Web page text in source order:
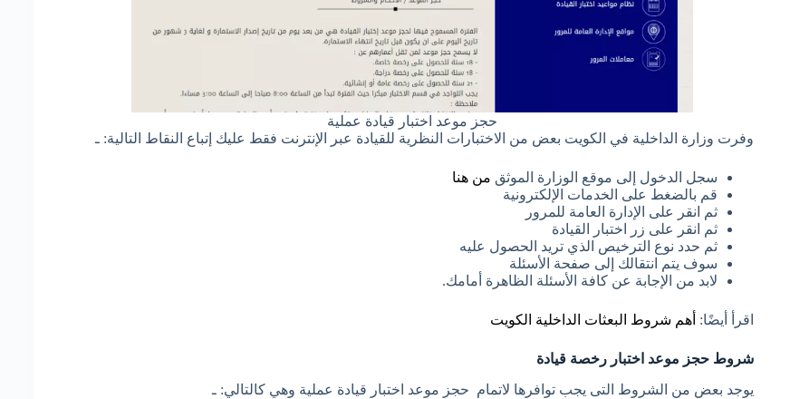
حجز موعد اختبار قيادة عملية
وفرت وزارة الداخلية في الكويت بعض من الاختبارات النظرية للقيادة عبر الإنترنت فقط عليك إتباع النقاط التالية: ـ
سجل الدخول إلى موقع الوزارة الموثق من هنا
قم بالضغط على الخدمات الإلكترونية
ثم انقر على الإدارة العامة للمرور
ثم انقر على زر اختبار القيادة
ثم حدد نوع الترخيص الذي تريد الحصول عليه
سوف يتم انتقالك إلى صفحة الأسئلة
لابد من الإجابة عن كافة الأسئلة الظاهرة أمامك.
اقرأ أيضًا: أهم شروط البعثات الداخلية الكويت
شروط حجز موعد اختبار رخصة قيادة
يوجد بعض من الشروط التى يجب توافرها لاتمام حجز موعد اختبار قيادة عملية وهي كالتالي: ـ